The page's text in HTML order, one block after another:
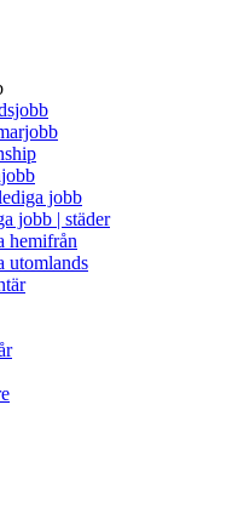
jobb
jobb | städer
hemifrån
utomlands